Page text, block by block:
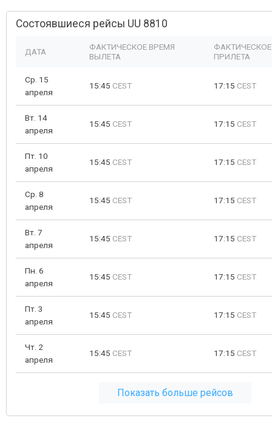
Состоявшиеся рейсы UU 8810
ДАТА
ФАКТИЧЕСКОЕ ВРЕМЯ
ВЫЛЕТА
ПРИЛЕТА
Ср. 15
апреля
15:45 CEST 17:15 CEST
Вт. 14
апреля
15:45 CEST 17:15 CEST
Пт. 10
апреля
15:45 CEST 17:15 CEST
Ср. 8
апреля
15:45 CEST 17:15 CEST
Вт. 7
апреля
15:45 CEST 17:15 CEST
Пн. 6
апреля
15:45 CEST 17:15 CEST
Пт. 3
апреля
15:45 CEST 17:15 CEST
Чт. 2
апреля
15:45 CEST 17:15 CEST
Показать больше рейсов